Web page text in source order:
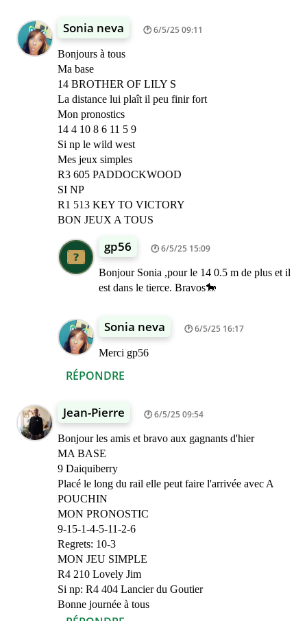
Sonia neva 6/5/25 09:11
Bonjours à tous
Ma base
14 BROTHER OF LILY S
La distance lui plaît il peu finir fort
Mon pronostics
14 4 10 8 6 11 5 9
Si np le wild west
Mes jeux simples
R3 605 PADDOCKWOOD
SI NP
R1 513 KEY TO VICTORY
BON JEUX A TOUS
RÉPONDRE
gp56 6/5/25 15:09
Bonjour Sonia ,pour le 14 0.5 m de plus et il
est dans le tierce. Bravos🐎
Sonia neva 6/5/25 16:17
Merci gp56
Jean-Pierre 6/5/25 09:54
Bonjour les amis et bravo aux gagnants d'hier
MA BASE
9 Daiquiberry
Placé le long du rail elle peut faire l'arrivée avec A
POUCHIN
MON PRONOSTIC
9-15-1-4-5-11-2-6
Regrets: 10-3
MON JEU SIMPLE
R4 210 Lovely Jim
Si np: R4 404 Lancier du Goutier
Bonne journée à tous